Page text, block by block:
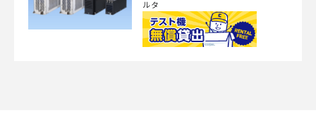
ルタ